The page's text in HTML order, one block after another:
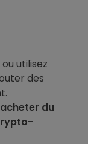
ou utilisez
des
acheter du